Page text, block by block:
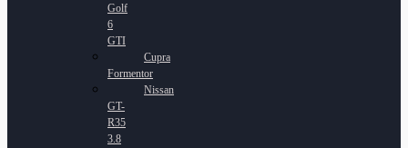
Golf
6
GTI
Cupra
Formentor
Nissan
GT-
R35
3.8